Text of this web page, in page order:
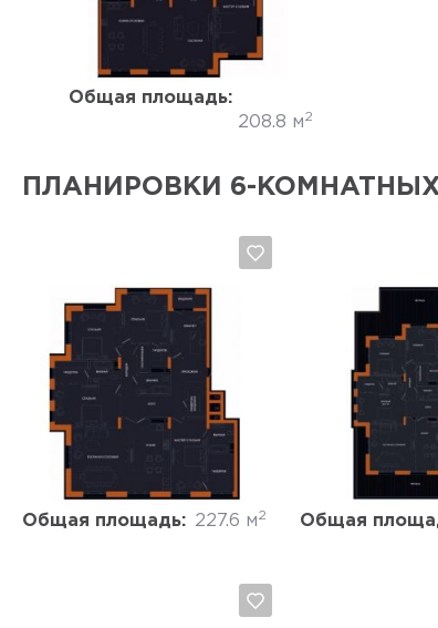
Общая площадь:
208.8 м2
ПЛАНИРОВКИ 6-
Общая площадь: 227.6 м2
Отмена
Общая